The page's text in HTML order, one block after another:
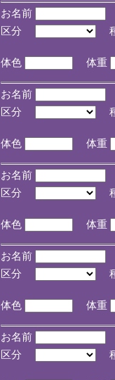
お名前
区分
種
(手入
体色
体重
お名前
区分
種
(手入
体色
体重
お名前
区分
種
(手入
体色
体重
お名前
区分
種
(手入
体色
体重
お名前
区分
種
(手入